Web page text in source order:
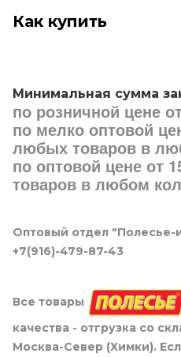
Как купить
Минимальная сумма
по розничной цене
по мелко оптовой
любых товаров в
по оптовой цене от
товаров в любом
Оптовый отдел "Полесье-
+7(916)-479-87-43
Все товары
качества - отгрузка со
Москва-Север (Химки).